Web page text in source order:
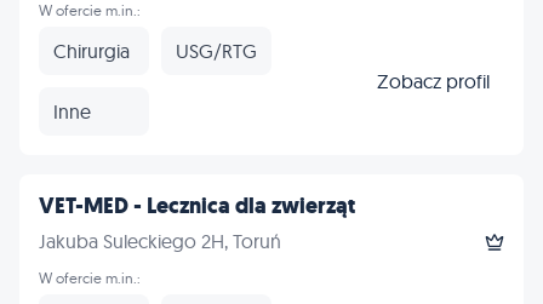
W ofercie m.in.:
Chirurgia USG/RTG
Inne
Zobacz profil
VET-MED - Lecznica dla zwierząt
Jakuba Suleckiego 2H, Toruń
W ofercie m.in.: